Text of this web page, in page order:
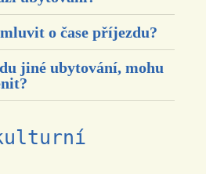
o čase příjezdu?
jiné ubytování, mohu